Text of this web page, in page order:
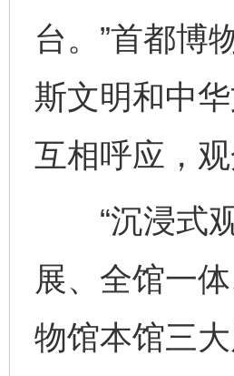
台。”首都博
斯文明和中
互相呼应，
“沉浸式观
展、全馆一
物馆本馆三